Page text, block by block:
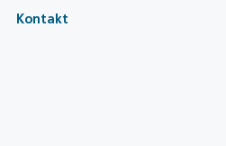
Kontakt